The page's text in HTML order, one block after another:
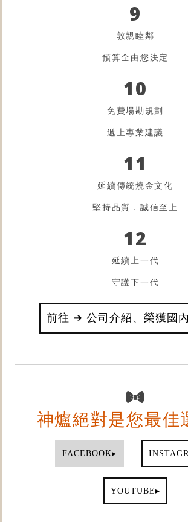
9
敦親睦鄰
預算全由您決定
10
免費場勘規劃
遞上專業建議
11
延續傳統燒金文化
堅持品質．誠信至上
12
延續上一代
守護下一代
前往 ➔ 公司介紹、榮獲國
神爐絕對是您最佳
FACEBOOK▸
YOUTUBE▸